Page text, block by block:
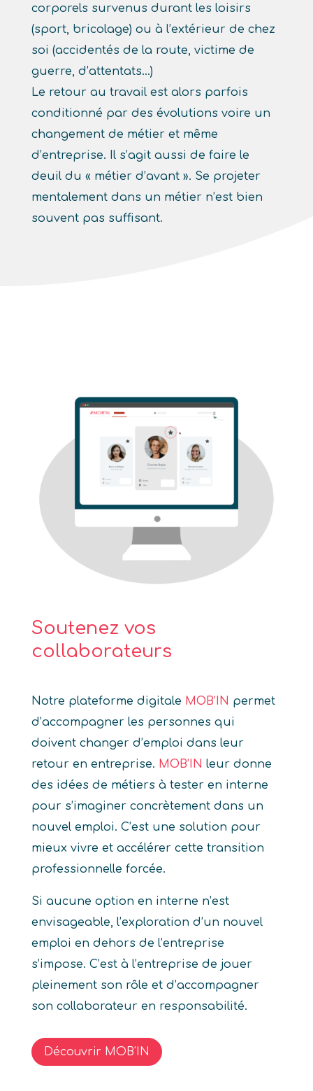
corporels survenus durant les loisirs
(sport, bricolage) ou à l’extérieur de chez
soi (accidentés de la route, victime de
guerre, d’attentats…)
Le retour au travail est alors parfois
conditionné par des évolutions voire un
changement de métier et même
d’entreprise. Il s’agit aussi de faire le
deuil du « métier d’avant ». Se projeter
mentalement dans un métier n’est bien
souvent pas suffisant.
Soutenez vos
collaborateurs
Notre plateforme digitale MOB’IN permet
d’accompagner les personnes qui
doivent changer d’emploi dans leur
retour en entreprise. MOB’IN leur donne
des idées de métiers à tester en interne
pour s’imaginer concrètement dans un
nouvel emploi. C’est une solution pour
mieux vivre et accélérer cette transition
professionnelle forcée.
Si aucune option en interne n’est
envisageable, l’exploration d’un nouvel
emploi en dehors de l’entreprise
s’impose. C’est à l’entreprise de jouer
pleinement son rôle et d’accompagner
son collaborateur en responsabilité.
Découvrir MOB'IN